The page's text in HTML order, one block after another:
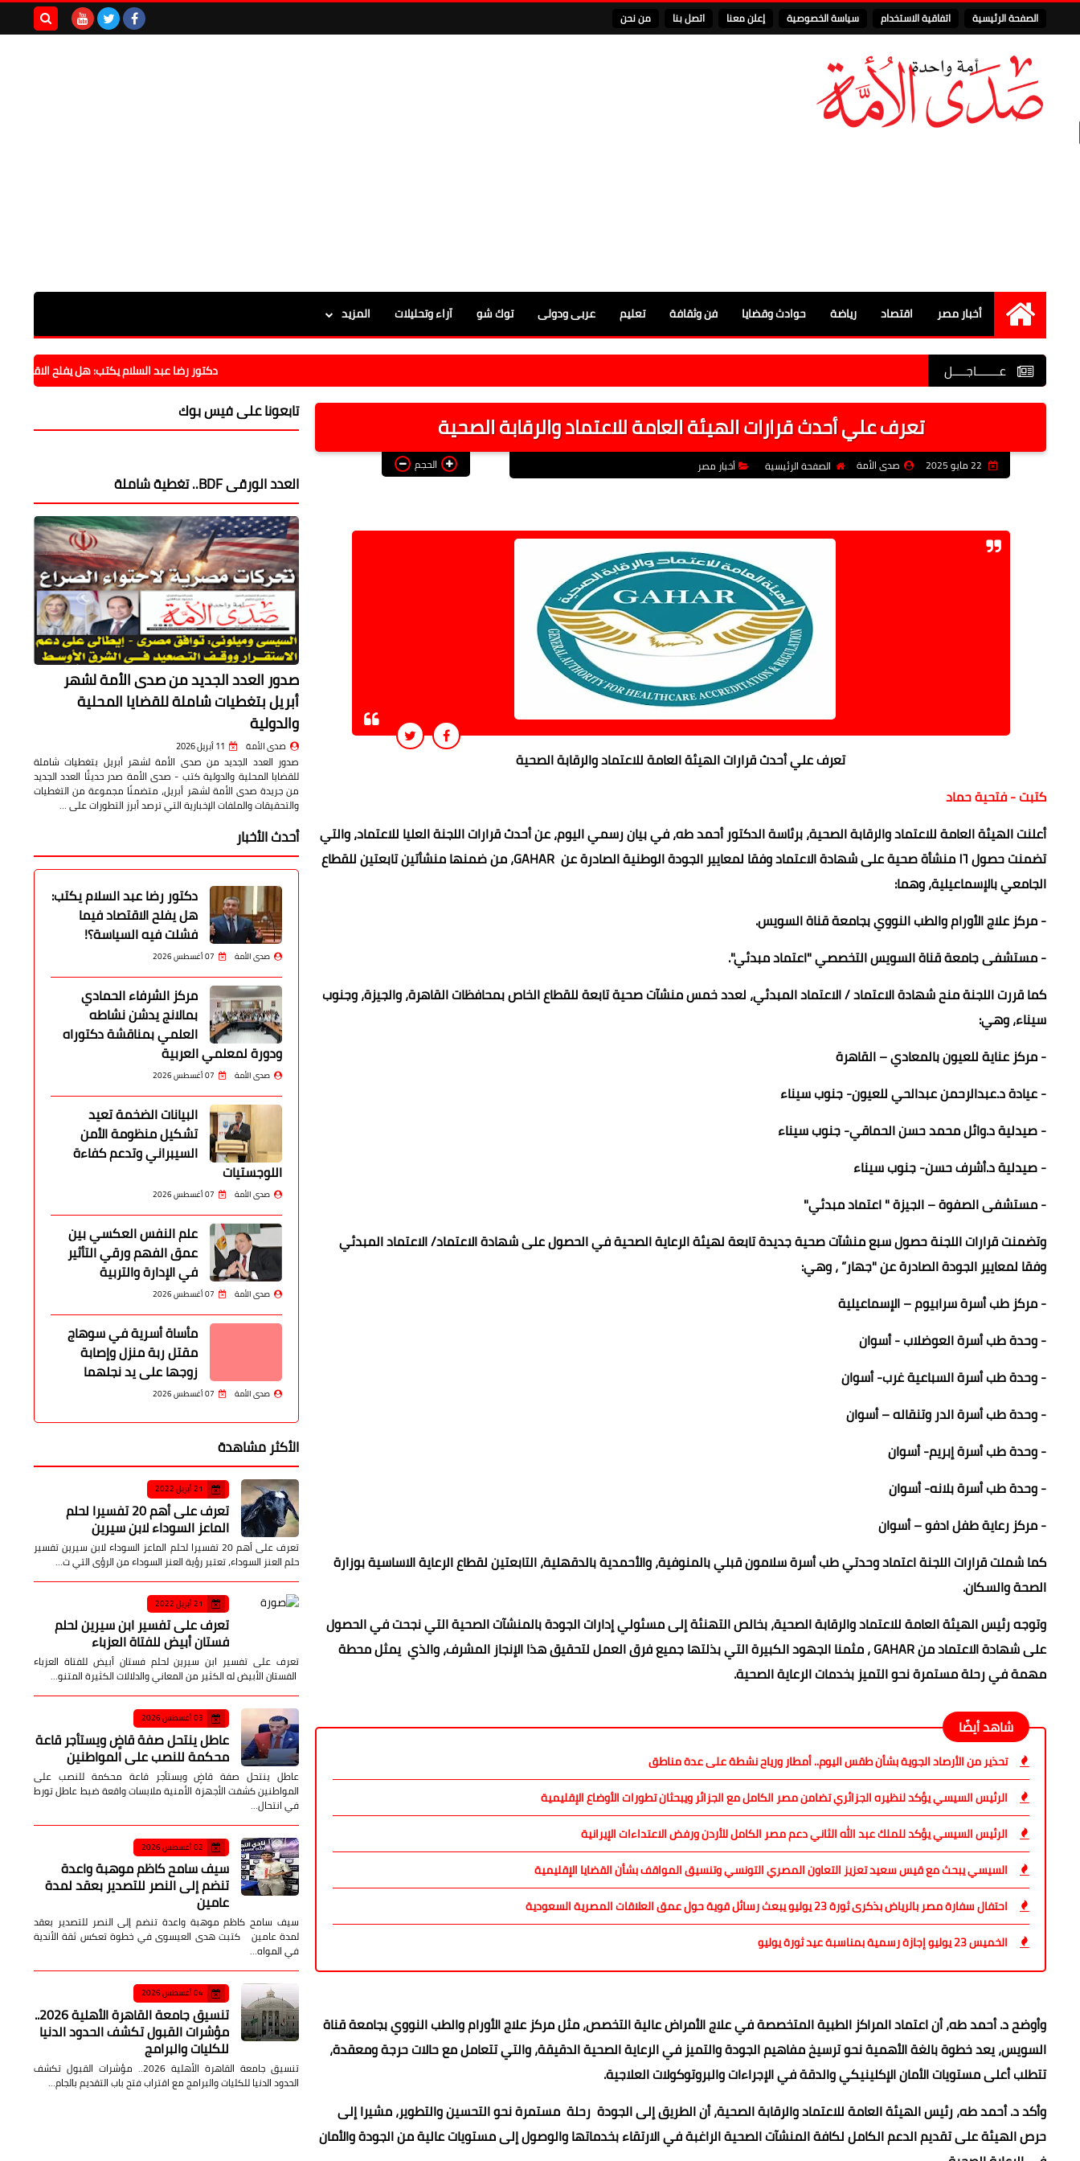
الصفحة الرئيسية اتفاقية الاستخدام سياسة الخصوصية إعلن معنا اتصل بنا من نحن
الرئيسية
أخبار مصر اقتصاد رياضة حوادث وقضايا فن وثقافة تعليم عربى ودولى توك شو آراء وتحليلات المزيد
عـــــــاجــــل دكتور رضا عبد السلام يكتب: هل يفلح الاقتصاد فيما فشلت
تعرف علي أحدث قرارات الهيئة العامة للاعتماد والرقابة الصحية
صدى الأمة الصفحة الرئيسية أخبار مصر الحجم
تعرف علي أحدث قرارات الهيئة العامة للاعتماد والرقابة الصحية
كتبت - فتحية حماد
أعلنت الهيئة العامة للاعتماد والرقابة الصحية، برئاسة الدكتور أحمد طه، في بيان رسمي اليوم، عن أحدث قرارات اللجنة العليا للاعتماد، والتي
تضمنت حصول ١٦ منشأة صحية على شهادة الاعتماد وفقا لمعايير الجودة الوطنية الصادرة عن GAHAR، من ضمنها منشأتين تابعتين للقطاع
الجامعي بالإسماعيلية، وهما:
- مركز علاج الأورام والطب النووي بجامعة قناة السويس.
- مستشفى جامعة قناة السويس التخصصي "اعتماد مبدئي".
كما قررت اللجنة منح شهادة الاعتماد / الاعتماد المبدئي، لعدد خمس منشآت صحية تابعة للقطاع الخاص بمحافظات القاهرة، والجيزة، وجنوب
سيناء، وهي:
- مركز عناية للعيون بالمعادي – القاهرة
- عيادة د.عبدالرحمن عبدالحي للعيون- جنوب سيناء
- صيدلية د.وائل محمد حسن الحماقي- جنوب سيناء
- صيدلية د.أشرف حسن- جنوب سيناء
- مستشفى الصفوة – الجيزة " اعتماد مبدئي"
وتضمنت قرارات اللجنة حصول سبع منشآت صحية جديدة تابعة لهيئة الرعاية الصحية في الحصول على شهادة الاعتماد/ الاعتماد المبدئي
وفقا لمعايير الجودة الصادرة عن "جهار” ، وهي:
- مركز طب أسرة سرابيوم – الإسماعيلية
- وحدة طب أسرة العوضلاب - أسوان
- وحدة طب أسرة السباعية غرب- أسوان
- وحدة طب أسرة الدر وتنقاله – أسوان
- وحدة طب أسرة إبريم- أسوان
- وحدة طب أسرة بلانه- أسوان
- مركز رعاية طفل ادفو – أسوان
كما شملت قرارات اللجنة اعتماد وحدتي طب أسرة سلامون قبلي بالمنوفية، والأحمدية بالدقهلية، التابعتين لقطاع الرعاية الاساسية بوزارة
الصحة والسكان.
وتوجه رئيس الهيئة العامة للاعتماد والرقابة الصحية، بخالص التهنئة إلى مسئولي إدارات الجودة بالمنشآت الصحية التي نجحت في الحصول
على شهادة الاعتماد من GAHAR ، مثمنا الجهود الكبيرة التي بذلتها جميع فرق العمل لتحقيق هذا الإنجاز المشرف، والذي يمثل محطة
مهمة في رحلة مستمرة نحو التميز بخدمات الرعاية الصحية.
شاهد أيضًا
تحذير من الأرصاد الجوية بشأن طقس اليوم.. أمطار ورياح نشطة على عدة مناطق
الرئيس السيسي يؤكد لنظيره الجزائري تضامن مصر الكامل مع الجزائر ويبحثان تطورات الأوضاع الإقليمية
الرئيس السيسي يؤكد للملك عبد الله الثاني دعم مصر الكامل للأردن ورفض الاعتداءات الإيرانية
السيسي يبحث مع قيس سعيد تعزيز التعاون المصري التونسي وتنسيق المواقف بشأن القضايا الإقليمية
احتفال سفارة مصر بالرياض بذكرى ثورة 23 يوليو يبعث رسائل قوية حول عمق العلاقات المصرية السعودية
الخميس 23 يوليو إجازة رسمية بمناسبة عيد ثورة يوليو
وأوضح د. أحمد طه، أن اعتماد المراكز الطبية المتخصصة في علاج الأمراض عالية التخصص، مثل مركز علاج الأورام والطب النووي بجامعة قناة
السويس، يعد خطوة بالغة الأهمية نحو ترسيخ مفاهيم الجودة والتميز في الرعاية الصحية الدقيقة، والتي تتعامل مع حالات حرجة ومعقدة،
تتطلب أعلى مستويات الأمان الإكلينيكي والدقة في الإجراءات والبروتوكولات العلاجية.
وأكد د. أحمد طه، رئيس الهيئة العامة للاعتماد والرقابة الصحية، أن الطريق إلى الجودة رحلة مستمرة نحو التحسين والتطوير، مشيرا إلى
حرص الهيئة على تقديم الدعم الكامل لكافة المنشآت الصحية الراغبة في الارتقاء بخدماتها والوصول إلى مستويات عالية من الجودة والأمان
تابعونا على فيس بوك
العدد الورقى BDF.. تغطية شاملة
صدور العدد الجديد من صدى الأمة لشهر
أبريل بتغطيات شاملة للقضايا المحلية
والدولية
صدى الأمة 11 أبريل 2026
صدور العدد الجديد من صدى الأمة لشهر أبريل بتغطيات شاملة
للقضايا المحلية والدولية كتب - صدى الأمة صدر حديثًا العدد الجديد
من جريدة صدى الأمة لشهر أبريل، متضمنًا مجموعة من التغطيات
والتحقيقات والملفات الإخبارية التي ترصد أبرز التطورات على …
أحدث الأخبار
دكتور رضا عبد السلام يكتب:
هل يفلح الاقتصاد فيما
فشلت فيه السياسة؟!
صدى الأمة 07 أغسطس 2026
مركز الشرفاء الحمادي
بمالانج يدشن نشاطه
العلمي بمناقشة دكتوراه
ودورة لمعلمي العربية
صدى الأمة 07 أغسطس 2026
البيانات الضخمة تعيد
تشكيل منظومة الأمن
السيبراني وتدعم كفاءة
اللوجستيات
صدى الأمة 07 أغسطس 2026
علم النفس العكسي بين
عمق الفهم ورقي التأثير
في الإدارة والتربية
صدى الأمة 07 أغسطس 2026
مأساة أسرية في سوهاج
مقتل ربة منزل وإصابة
زوجها على يد نجلهما
صدى الأمة 07 أغسطس 2026
الأكثر مشاهدة
21 أبريل 2022
تعرف على أهم 20 تفسيرا لحلم
الماعز السوداء لابن سيرين
تعرف على أهم 20 تفسيرا لحلم الماعز السوداء لابن سيرين تفسير
حلم العنز السوداء، تعتبر رؤية العنز السوداء من الرؤى التي ت…
21 أبريل 2022
تعرف على تفسير ابن سيرين لحلم
فستان أبيض للفتاة العزباء
تعرف على تفسير ابن سيرين لحلم فستان أبيض للفتاة العزباء
الفستان الأبيض له الكثير من المعاني والدلالات الكثيرة المتنو…
03 أغسطس 2026
عاطل ينتحل صفة قاضٍ ويستأجر قاعة
محكمة للنصب على المواطنين
عاطل ينتحل صفة قاضٍ ويستأجر قاعة محكمة للنصب على
المواطنين كشفت الأجهزة الأمنية ملابسات واقعة ضبط عاطل تورط
في انتحال…
02 أغسطس 2026
سيف سامح كاظم موهبة واعدة
تنضم إلى النصر للتصدير بعقد لمدة
عامين
سيف سامح كاظم موهبة واعدة تنضم إلى النصر للتصدير بعقد
لمدة عامين كتبت هدى العيسوى في خطوة تعكس ثقة الأندية
في المواه…
04 أغسطس 2026
تنسيق جامعة القاهرة الأهلية 2026..
مؤشرات القبول تكشف الحدود الدنيا
للكليات والبرامج
تنسيق جامعة القاهرة الأهلية 2026.. مؤشرات القبول تكشف
الحدود الدنيا للكليات والبرامج مع اقتراب فتح باب التقديم بالجام…